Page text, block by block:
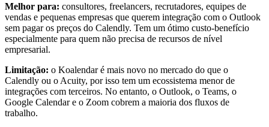
Melhor para: consultores, freelancers, recrutadores, equipes de
vendas e pequenas empresas que querem integração com o Outlook
sem pagar os preços do Calendly. Tem um ótimo custo-benefício
especialmente para quem não precisa de recursos de nível
empresarial.
Limitação: o Koalendar é mais novo no mercado do que o
Calendly ou o Acuity, por isso tem um ecossistema menor de
integrações com terceiros. No entanto, o Outlook, o Teams, o
Google Calendar e o Zoom cobrem a maioria dos fluxos de
trabalho.